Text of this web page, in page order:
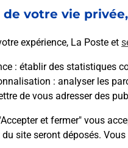
de votre vie
expérience, La Poste et
: établir des statistiques
: analyser les
de vous adresser des
et fermer" vous
site seront déposés.
En savoir plus